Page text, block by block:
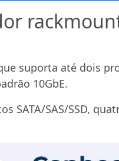
suporta até dois
10GbE.
SATA/SAS/SSD,